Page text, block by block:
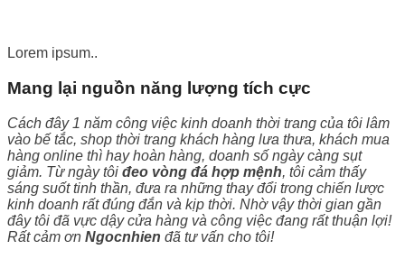
Lorem ipsum..
Mang lại nguồn năng lượng tích cực
Cách đây 1 năm công việc kinh doanh thời trang của tôi lâm
vào bế tắc, shop thời trang khách hàng lưa thưa, khách mua
hàng online thì hay hoàn hàng, doanh số ngày càng sụt
giảm. Từ ngày tôi đeo vòng đá hợp mệnh, tôi cảm thấy
sáng suốt tinh thần, đưa ra những thay đổi trong chiến lược
kinh doanh rất đúng đắn và kịp thời. Nhờ vậy thời gian gần
đây tôi đã vực dậy cửa hàng và công việc đang rất thuận lợi!
Rất cảm ơn Ngocnhien đã tư vấn cho tôi!